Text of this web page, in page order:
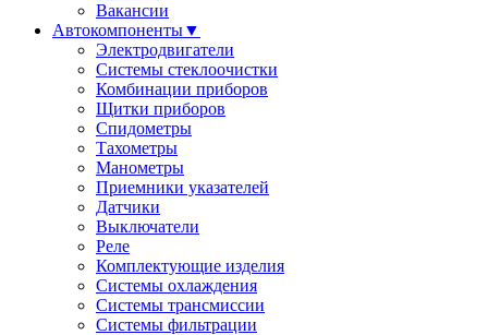
Вакансии
Автокомпоненты▼
Электродвигатели
Системы стеклоочистки
Комбинации приборов
Щитки приборов
Спидометры
Тахометры
Манометры
Приемники указателей
Датчики
Выключатели
Реле
Комплектующие изделия
Системы охлаждения
Системы трансмиссии
Системы фильтрации